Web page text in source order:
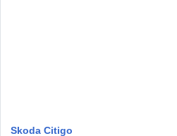
Skoda Citigo